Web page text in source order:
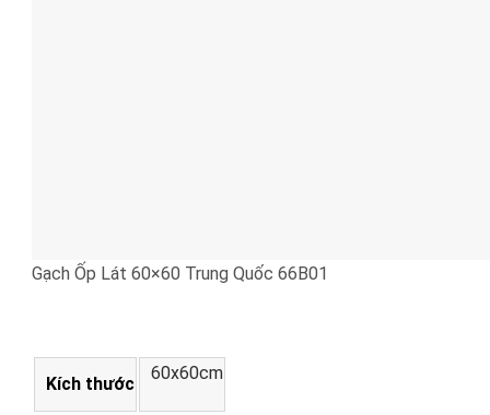
Gạch Ốp Lát 60×60 Trung Quốc 66B01
Kích thước
60x60cm